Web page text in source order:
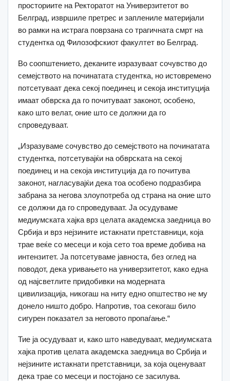
просториите на Ректоратот на Универзитетот во
Белград, извршиле претрес и заплениле материјали
во рамки на истрага поврзана со трагичната смрт на
студентка од Филозофскиот факултет во Белград.
Во соопштението, деканите изразуваат сочувство до
семејството на починатата студентка, но истовремено
потсетуваат дека секој поединец и секоја институција
имаат обврска да го почитуваат законот, особено,
како што велат, оние што се должни да го
спроведуваат.
„Изразуваме сочувство до семејството на починатата
студентка, потсетувајќи на обврската на секој
поединец и на секоја институција да го почитува
законот, нагласувајќи дека тоа особено подразбира
забрана за негова злоупотреба од страна на оние што
се должни да го спроведуваат. Ја осудуваме
медиумската хајка врз целата академска заедница во
Србија и врз нејзините истакнати претставници, која
трае веќе со месеци и која сето тоа време добива на
интензитет. Ја потсетуваме јавноста, без оглед на
поводот, дека уривањето на универзитетот, како една
од најсветлите придобивки на модерната
цивилизација, никогаш на ниту едно општество не му
донело ништо добро. Напротив, тоа секогаш било
сигурен показател за неговото пропаѓање.“
Тие ја осудуваат и, како што наведуваат, медиумската
хајка против целата академска заедница во Србија и
нејзините истакнати претставници, за која оценуваат
дека трае со месеци и постојано се засилува.